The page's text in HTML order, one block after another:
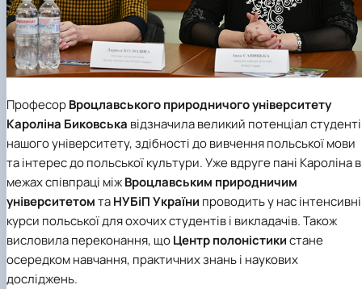
ПрофесорВроцлавського природничого університету
Кароліна Биковська відзначила великий потенціал
нашого університету, здібності до вивчення польської мови
та інтерес до польської культури. Уже вдруге пані Кароліна в
межах співпраці міжВроцлавським природничим
університетомтаНУБіП України проводить у нас інтенсивні
курси польської для охочих студентів і викладачів. Також
висловила переконання, щоЦентр полоністикистане
осередком навчання, практичних знань і наукових
досліджень.